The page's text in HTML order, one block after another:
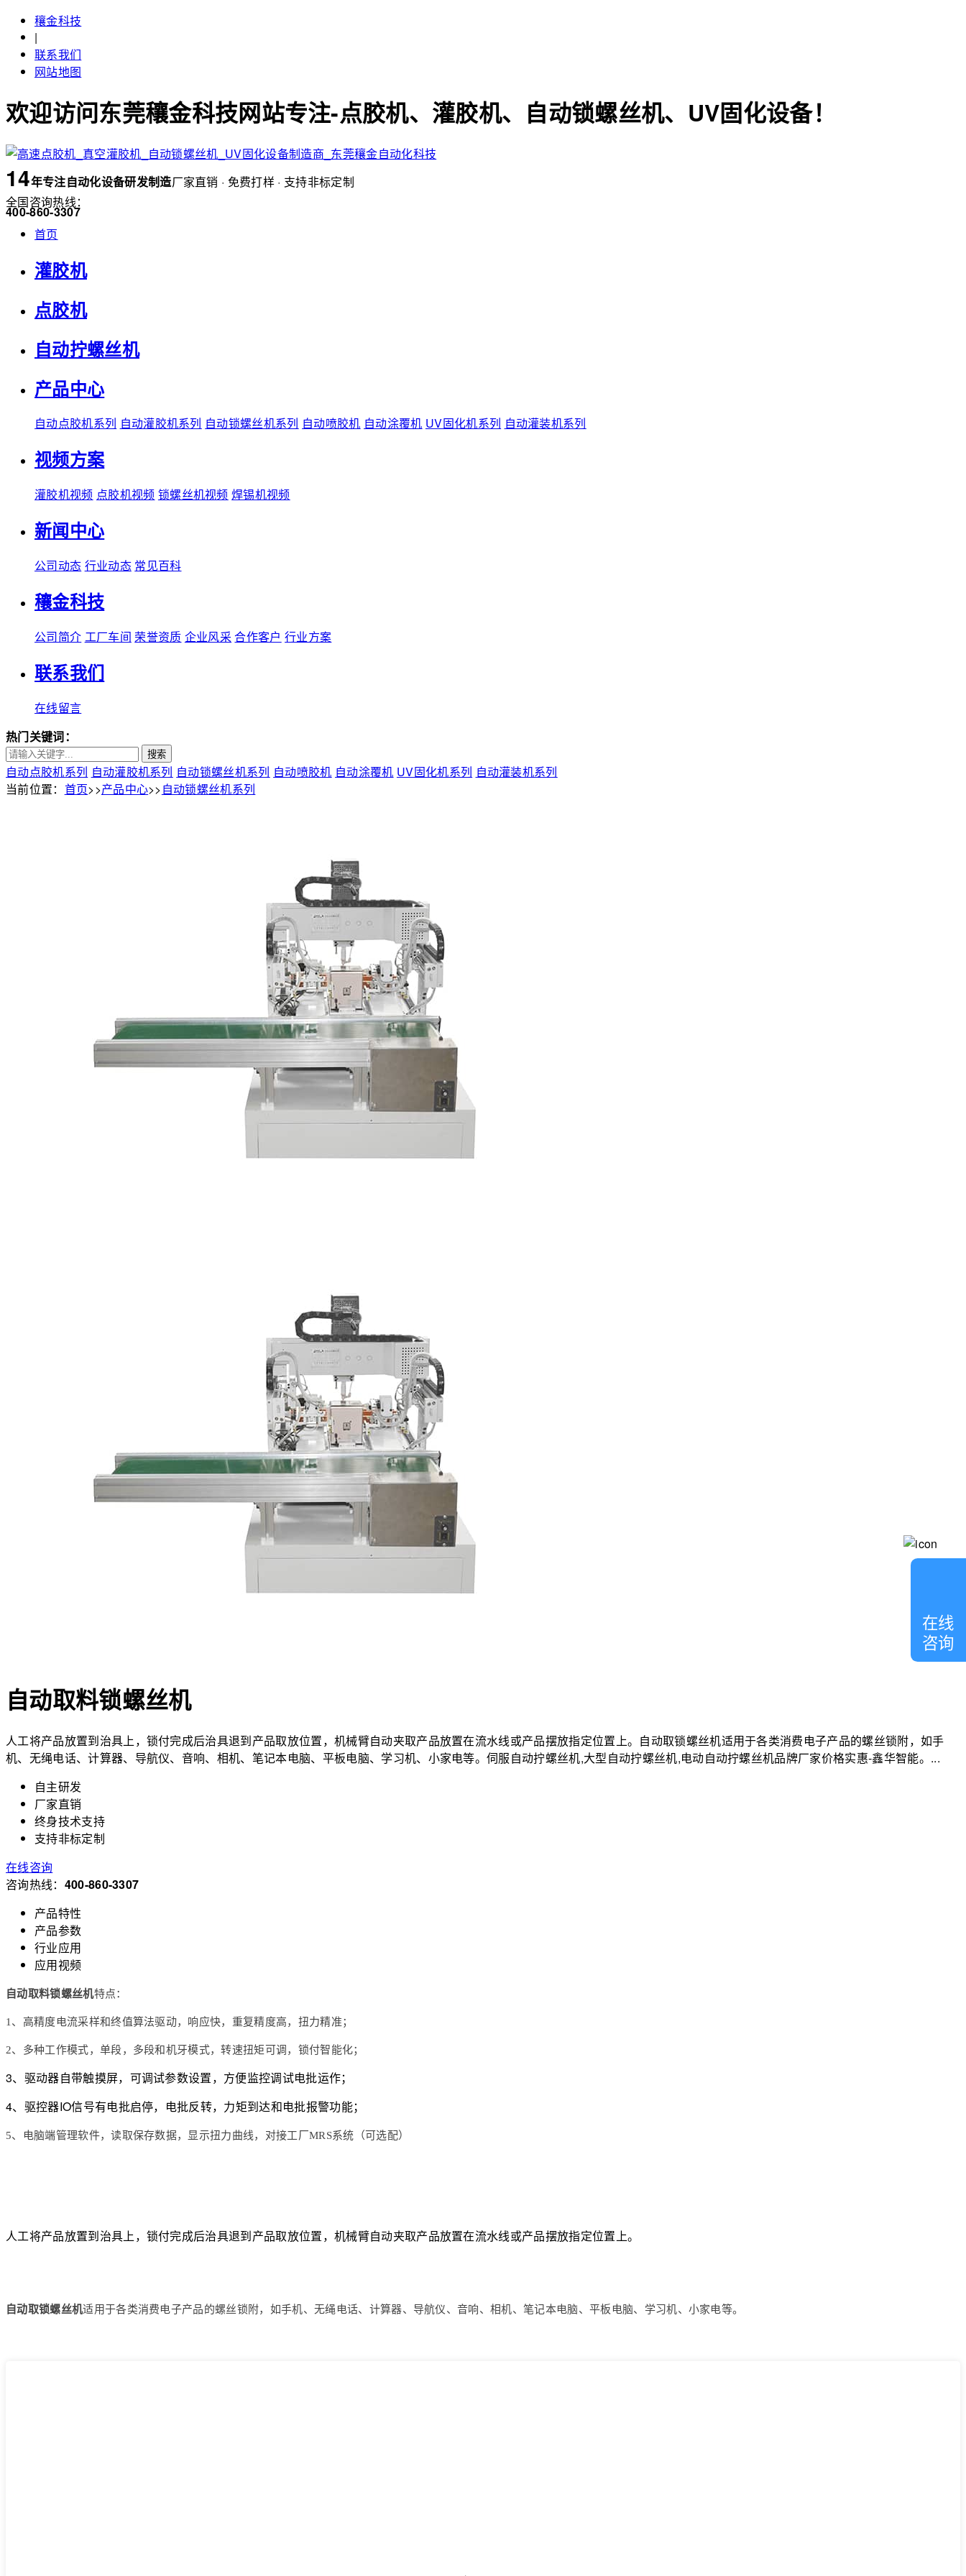
穰金科技
|
联系我们
网站地图
欢迎访问东莞穰金科技网站专注-点胶机、灌胶机、自动锁螺丝机、UV固化设备！
14年专注自动化设备研发制造厂家直销 · 免费打样 · 支持非标定制
全国咨询热线：
400-860-3307
首页
灌胶机
点胶机
自动拧螺丝机
产品中心
自动点胶机系列 自动灌胶机系列 自动锁螺丝机系列 自动喷胶机 自动涂覆机 UV固化机系列 自动灌装机系列
视频方案
灌胶机视频 点胶机视频 锁螺丝机视频 焊锡机视频
新闻中心
公司动态 行业动态 常见百科
穰金科技
公司简介 工厂车间 荣誉资质 企业风采 合作客户 行业方案
联系我们
在线留言
热门关键词：
搜索
自动点胶机系列 自动灌胶机系列 自动锁螺丝机系列 自动喷胶机 自动涂覆机 UV固化机系列 自动灌装机系列
当前位置： 首页>>产品中心>> 自动锁螺丝机系列
自动取料锁螺丝机
人工将产品放置到治具上，锁付完成后治具退到产品取放位置，机械臂自动夹取产品放置在流水线或产品摆放指定位置上。​自动取锁螺丝机适用于各类消费电子产品的螺丝锁附，如手
机、无绳电话、计算器、导航仪、音响、相机、笔记本电脑、平板电脑、学习机、小家电等。伺服自动拧螺丝机,大型自动拧螺丝机,电动自动拧螺丝机品牌厂家价格实惠-鑫华智能。...
自主研发
厂家直销
终身技术支持
支持非标定制
在线咨询
咨询热线： 400-860-3307
产品特性
产品参数
行业应用
应用视频
自动取料锁螺丝机特点：
1、高精度电流采样和终值算法驱动，响应快，重复精度高，扭力精准；
2、多种工作模式，单段，多段和机牙模式，转速扭矩可调，锁付智能化；
3、驱动器自带触摸屏，可调试参数设置，方便监控调试电批运作；
4、驱控器IO信号有电批启停，电批反转，力矩到达和电批报警功能；
5、电脑端管理软件，读取保存数据，显示扭力曲线，对接工厂MRS系统（可选配）
人工将产品放置到治具上，锁付完成后治具退到产品取放位置，机械臂自动夹取产品放置在流水线或产品摆放指定位置上。
自动取锁螺丝机适用于各类消费电子产品的螺丝锁附，如手机、无绳电话、计算器、导航仪、音响、相机、笔记本电脑、平板电脑、学习机、小家电等。
在线
咨询